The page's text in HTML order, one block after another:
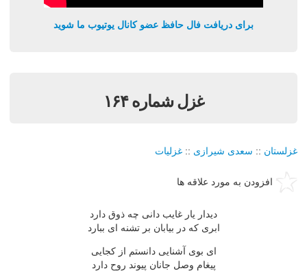
برای دریافت فال حافظ عضو کانال یوتیوب ما شوید
غزل شماره ۱۶۴
غزلستان :: سعدی شیرازی :: غزلیات
افزودن به مورد علاقه ها
دیدار یار غایب دانی چه ذوق دارد
ابری که در بیابان بر تشنه ای ببارد
ای بوی آشنایی دانستم از کجایی
پیغام وصل جانان پیوند روح دارد